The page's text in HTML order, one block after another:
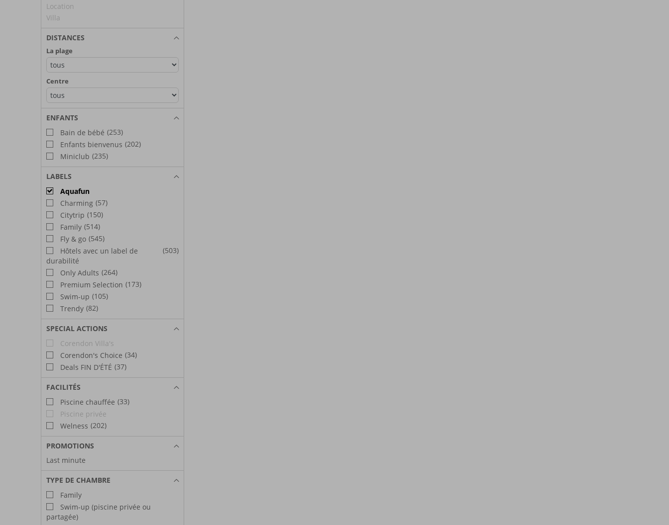
Location
Villa
DISTANCES
La plage
Centre
ENFANTS
Bain de bébé (253)
Enfants bienvenus (202)
Miniclub (235)
LABELS
Aquafun
Charming (57)
Citytrip (150)
Family (514)
Fly & go (545)
Hôtels avec un label de
durabilité
(503)
Only Adults (264)
Premium Selection (173)
Swim-up (105)
Trendy (82)
SPECIAL ACTIONS
Corendon Villa's
Corendon's Choice (34)
Deals FIN D'ÉTÉ (37)
FACILITÉS
Piscine chauffée (33)
Piscine privée
Welness (202)
PROMOTIONS
Last minute
TYPE DE CHAMBRE
Family
Swim-up (piscine privée ou
partagée)